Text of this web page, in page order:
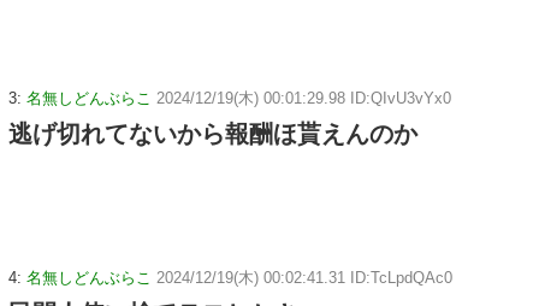
3: 名無しどんぶらこ 2024/12/19(木) 00:01:29.98 ID:QIvU3vYx0
逃げ切れてないから報酬ほ貰えんのか
4: 名無しどんぶらこ 2024/12/19(木) 00:02:41.31 ID:TcLpdQAc0